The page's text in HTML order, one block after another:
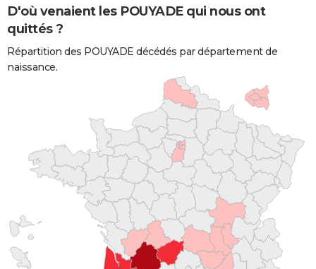
D'où venaient les POUYADE qui nous ont
quittés ?
Répartition des POUYADE décédés par département de
naissance.